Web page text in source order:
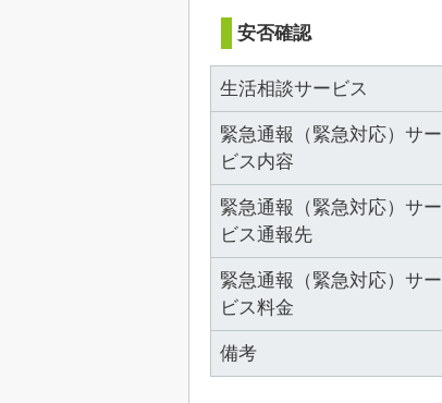
安否確認
生活相談サービス
緊急通報（緊急対応）サー
ビス内容
緊急通報（緊急対応）サー
ビス通報先
緊急通報（緊急対応）サー
ビス料金
備考